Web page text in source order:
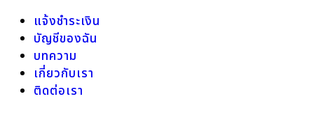
แจ้งชำระเงิน
บัญชีของฉัน
บทความ
เกี่ยวกับเรา
ติดต่อเรา